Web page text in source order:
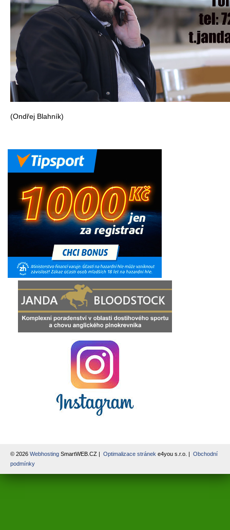
(Ondřej Blahník)
© 2026 Webhosting SmartWEB.CZ | Optimalizace stránek e4you s.r.o. | Obchodní
podmínky